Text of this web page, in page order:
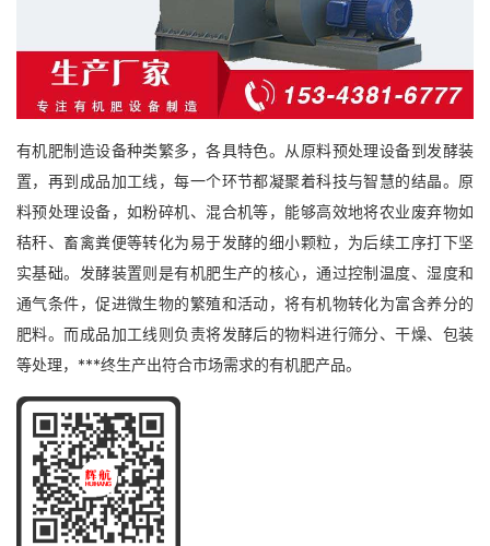
有机肥制造设备种类繁多，各具特色。从原料预处理设备到发酵装
置，再到成品加工线，每一个环节都凝聚着科技与智慧的结晶。原
料预处理设备，如粉碎机、混合机等，能够高效地将农业废弃物如
秸秆、畜禽粪便等转化为易于发酵的细小颗粒，为后续工序打下坚
实基础。发酵装置则是有机肥生产的核心，通过控制温度、湿度和
通气条件，促进微生物的繁殖和活动，将有机物转化为富含养分的
肥料。而成品加工线则负责将发酵后的物料进行筛分、干燥、包装
等处理，***终生产出符合市场需求的有机肥产品。